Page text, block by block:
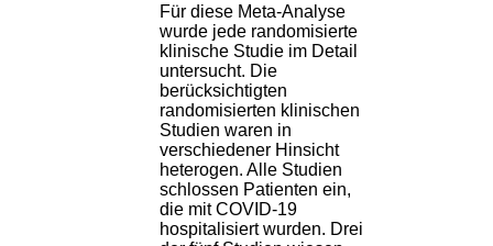
Für diese Meta-Analyse
wurde jede randomisierte
klinische Studie im Detail
untersucht. Die
berücksichtigten
randomisierten klinischen
Studien waren in
verschiedener Hinsicht
heterogen. Alle Studien
schlossen Patienten ein,
die mit COVID-19
hospitalisiert wurden. Drei